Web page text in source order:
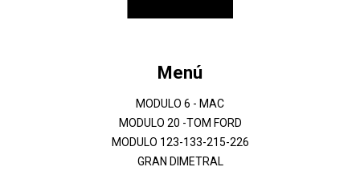
Menú
MODULO 6 - MAC
MODULO 20 -TOM FORD
MODULO 123-133-215-226
GRAN DIMETRAL